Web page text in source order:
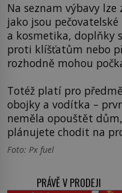
Na seznam výbavy
jako jsou
a kosmetika, doplňky
proti klíšťatům nebo
rozhodně mohou
Totéž platí pro
obojky a vodítka –
neměla opouštět
plánujete chodit na
Foto: Px fuel
PRÁVĚ V PRODEJI